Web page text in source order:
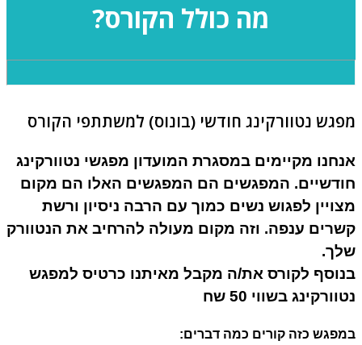
מה כולל הקורס?
נטוורקינג חודשי (בונוס) למשתתפי הקורס
מקיימים במסגרת המועדון מפגשי נטוורקינג
המפגשים הם המפגשים האלו הם מקום
לפגוש נשים כמוך עם הרבה ניסיון ורשת
ענפה. וזה מקום מעולה להרחיב את הנטוורק
לקורס את/ה מקבל מאיתנו כרטיס למפגש
בשווי 50 שח
כזה קורים כמה דברים: